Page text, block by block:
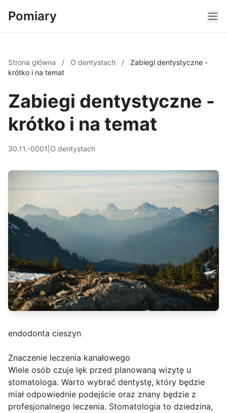
Pomiary
Strona główna / O dentystach /
Zabiegi dentystyczne -
krótko i na temat
Zabiegi dentystyczne -
krótko i na temat
30.11.-0001 O dentystach
endodonta cieszyn
Znaczenie leczenia kanałowego
Wiele osób czuje lęk przed planowaną wizytę u
stomatologa. Warto wybrać dentystę, który będzie
miał odpowiednie podejście oraz znany będzie z
profesjonalnego leczenia. Stomatologia to dziedzina,